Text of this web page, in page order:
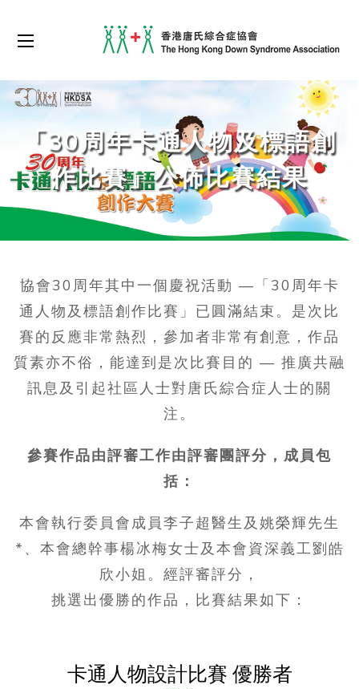
「30周年卡通人物及標語創
作比賽」公佈比賽結果
協會30周年其中一個慶祝活動 —「30周年卡
通人物及標語創作比賽」已圓滿結束。是次比
賽的反應非常熱烈，參加者非常有創意，作品
質素亦不俗，能達到是次比賽目的 — 推廣共融
訊息及引起社區人士對唐氏綜合症人士的關
注。
參賽作品由評審工作由評審團評分，成員包
括：
本會執行委員會成員李子超醫生及姚榮輝先生
*、本會總幹事楊冰梅女士及本會資深義工劉皓
欣小姐。經評審評分，
挑選出優勝的作品，比賽結果如下：
卡通人物設計比賽 優勝者